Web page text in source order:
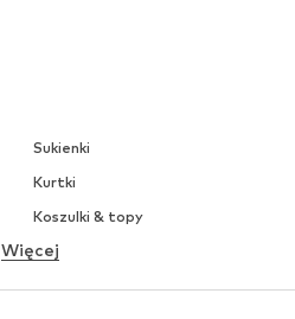
Sukienki
Kurtki
Koszulki & topy
Bielizna
Bluzki & koszule
Więcej